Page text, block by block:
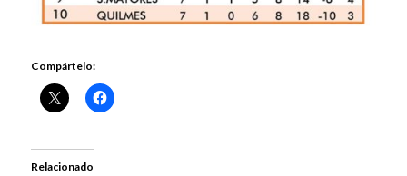
Compártelo:
Relacionado